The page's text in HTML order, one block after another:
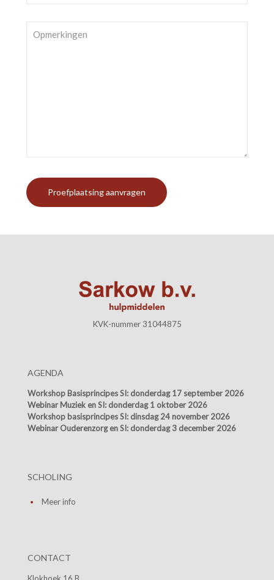
KVK-nummer 31044875
AGENDA
Workshop Basisprincipes SI: donderdag 17 september 2026
Webinar Muziek en SI: donderdag 1 oktober 2026
Workshop basisprincipes SI: dinsdag 24 november 2026
Webinar Ouderenzorg en SI: donderdag 3 december 2026
SCHOLING
Meer info
CONTACT